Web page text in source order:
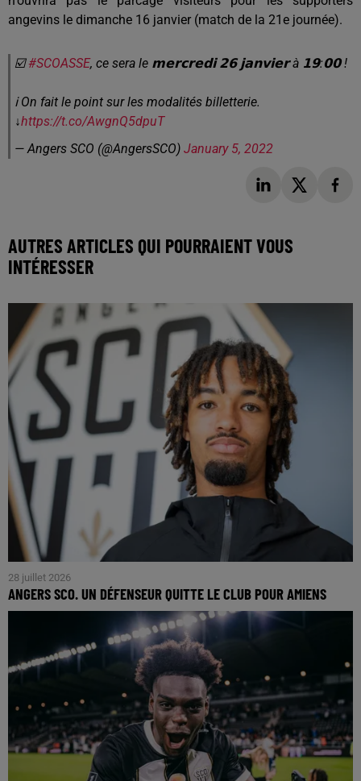
angevins le dimanche 16 janvier (match de la 21e journée).
☑️#SCOASSE, ce sera le 𝗺𝗲𝗿𝗰𝗿𝗲𝗱𝗶 𝟮𝟲 𝗷𝗮𝗻𝘃𝗶𝗲𝗿 à 𝟭𝟵:𝟬𝟬 !
ℹ️ On fait le point sur les modalités billetterie.
↓https://t.co/AwgnQ5dpuT
— Angers SCO (@AngersSCO) January 5, 2022
AUTRES ARTICLES QUI POURRAIENT VOUS
INTÉRESSER
28 juillet 2026
ANGERS SCO. UN DÉFENSEUR QUITTE LE CLUB POUR AMIENS